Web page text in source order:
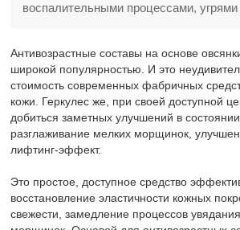
воспалительными процессами,
Антивозрастные составы на основе
широкой популярностью. И это
стоимость современных фабричных
кожи. Геркулес же, при своей доступной
добиться заметных улучшений в
разглаживание мелких морщинок,
лифтинг-эффект.
Это простое, доступное средство
восстановление эластичности кожных
свежести, замедление процессов